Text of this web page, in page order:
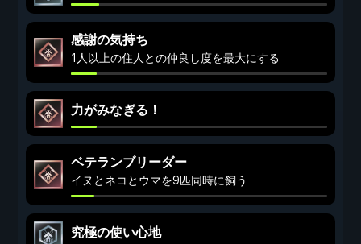
感謝の気持ち
1人以上の住人との仲良し度を最大にする
力がみなぎる！
ベテランブリーダー
イヌとネコとウマを9匹同時に飼う
究極の使い心地